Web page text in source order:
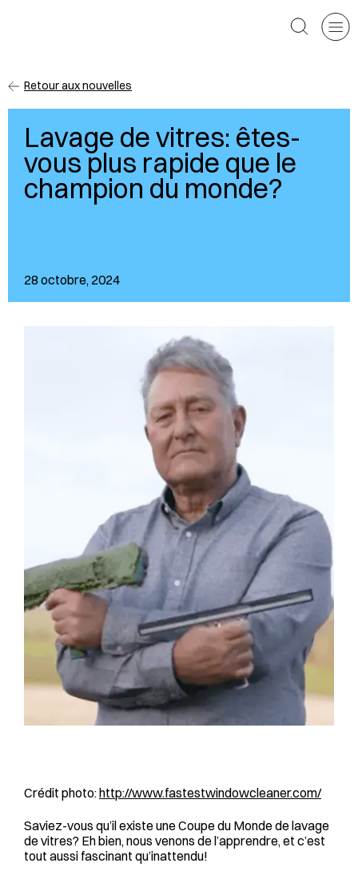
Rechercher
Retour aux nouvelles
Lavage de vitres: êtes-
vous plus rapide que le
champion du monde?
28 octobre, 2024
Crédit photo:http://www.fastestwindowcleaner.com/
Saviez-vous qu’il existe une Coupe du Monde de lavage
de vitres? Eh bien, nous venons de l’apprendre, et c’est
tout aussi fascinant qu’inattendu!